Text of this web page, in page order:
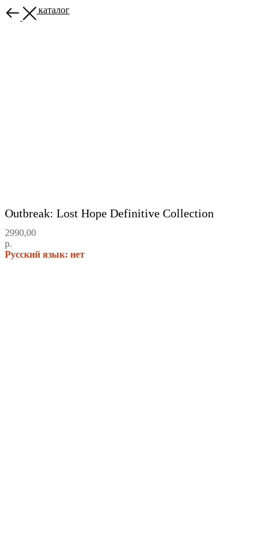
Назад в каталог
Outbreak: Lost Hope Definitive Collection
2990,00
р.
Русский язык: нет